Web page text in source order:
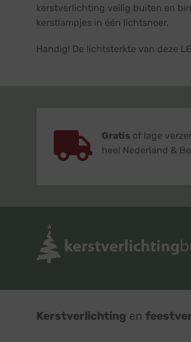
kerstverlichting veilig buiten en
kerstlampjes in één lichtsnoer.
Handig! De lichtsterkte van deze
Gratis of lage
heel Nederland &
Kerstverlichting en